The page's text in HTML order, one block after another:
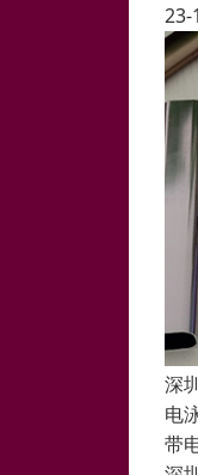
23-
深
电
带